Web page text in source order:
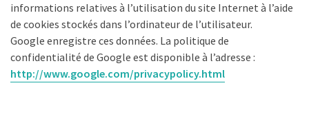
informations relatives à l’utilisation du site Internet à l’aide
de cookies stockés dans l’ordinateur de l’utilisateur.
Google enregistre ces données. La politique de
confidentialité de Google est disponible à l’adresse :
http://www.google.com/privacypolicy.html